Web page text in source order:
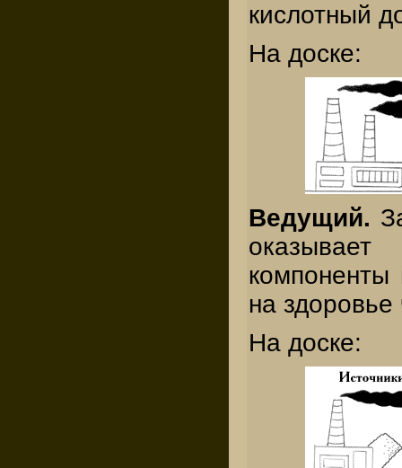
кислотный
На доске:
Ведущий.
на здоровье
На доске: